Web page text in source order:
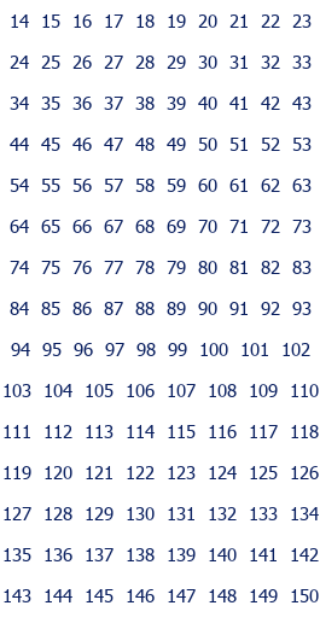
14
15 16 17 18 19 20 21 22
23
24
25 26 27 28 29 30 31 32
33
34 35 36 37 38 39 40 41 42
43
44 45 46 47 48 49 50 51 52
53
54 55 56 57 58 59 60 61 62
63
64 65 66 67 68 69 70 71 72
73
74 75 76 77 78 79 80 81 82
83
84 85 86 87 88 89 90 91 92
93
94 95 96 97 98 99 100 101
102
103
104 105 106 107 108 109
110
111
112 113 114 115 116 117
118
119
120 121 122 123 124 125
126
127
128 129 130 131 132 133
134
135
136 137 138 139 140 141
142
143
144 145 146 147 148 149
150